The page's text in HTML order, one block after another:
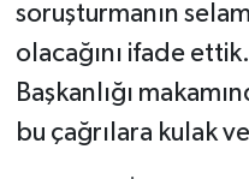
soruşturmanın
olacağını ifade
Başkanlığı
bu çağrılara kulak